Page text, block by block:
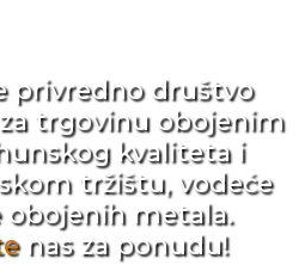
privredno društvo
trgovinu obojenim
kvaliteta i
tržištu, vodeće
obojenih metala.
nas za ponudu!